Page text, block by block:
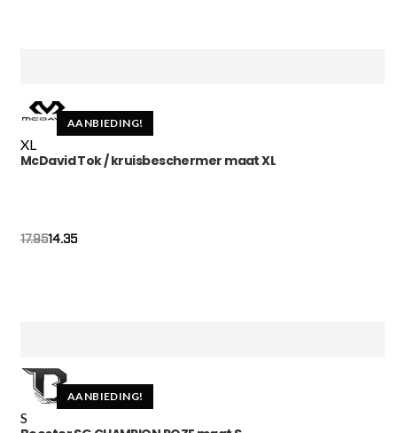
AANBIEDING!
XL
McDavid Tok / kruisbeschermer maat XL
17.9514.35
AANBIEDING!
S